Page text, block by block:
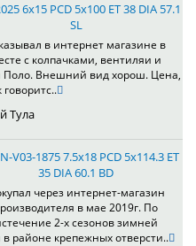
6x15 PCD 5x100 ET 38 DIA 57.1
SL
в интернет магазине в
с колпачками, вентиляи и
Поло. Внешний вид хорош. Цена,
говоритс..
Тула
V03-1875 7.5x18 PCD 5x114.3 ET
35 DIA 60.1 BD
через интернет-магазин
в мае 2019г. По
2-х сезонов зимней
районе крепежных отверсти..